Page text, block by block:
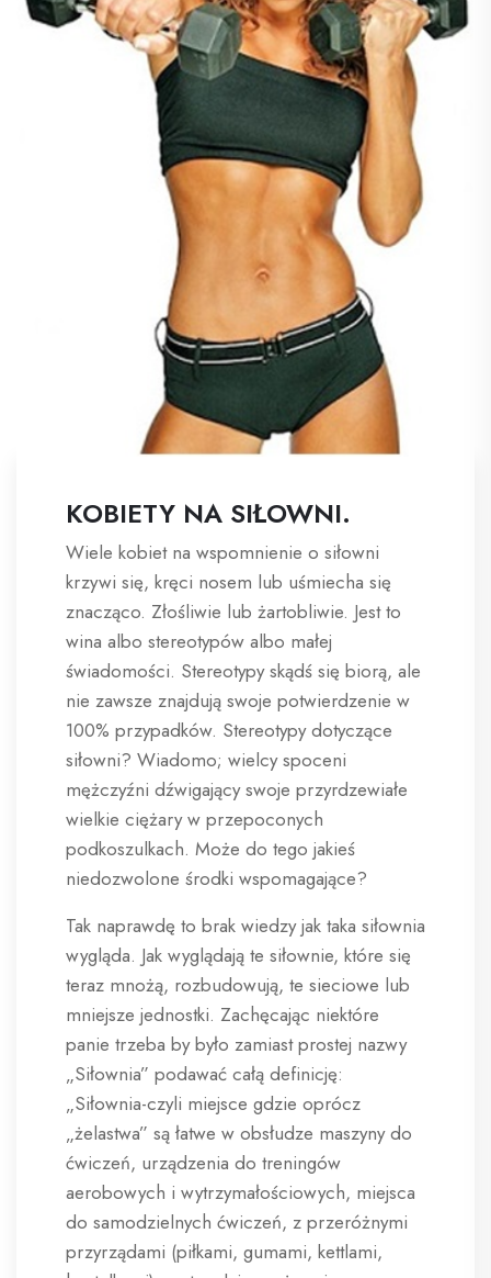
KOBIETY NA SIŁOWNI.
Wiele kobiet na wspomnienie o siłowni
krzywi się, kręci nosem lub uśmiecha się
znacząco. Złośliwie lub żartobliwie. Jest to
wina albo stereotypów albo małej
świadomości. Stereotypy skądś się biorą, ale
nie zawsze znajdują swoje potwierdzenie w
100% przypadków. Stereotypy dotyczące
siłowni? Wiadomo; wielcy spoceni
mężczyźni dźwigający swoje przyrdzewiałe
wielkie ciężary w przepoconych
podkoszulkach. Może do tego jakieś
niedozwolone środki wspomagające?
Tak naprawdę to brak wiedzy jak taka siłownia
wygląda. Jak wyglądają te siłownie, które się
teraz mnożą, rozbudowują, te sieciowe lub
mniejsze jednostki. Zachęcając niektóre
panie trzeba by było zamiast prostej nazwy
„Siłownia” podawać całą definicję:
„Siłownia-czyli miejsce gdzie oprócz
„żelastwa” są łatwe w obsłudze maszyny do
ćwiczeń, urządzenia do treningów
aerobowych i wytrzymałościowych, miejsca
do samodzielnych ćwiczeń, z przeróżnymi
przyrządami (piłkami, gumami, kettlami,